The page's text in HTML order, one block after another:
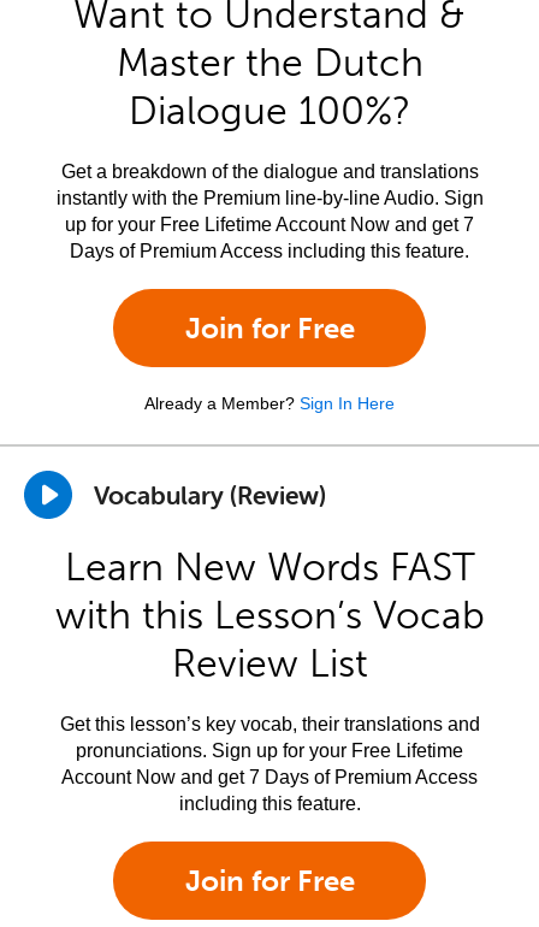
Want to Understand &
Master the Dutch
Dialogue 100%?
Get a breakdown of the dialogue and translations
instantly with the Premium line-by-line Audio. Sign
up for your Free Lifetime Account Now and get 7
Days of Premium Access including this feature.
Join for Free
Already a Member? Sign In Here
Vocabulary (Review)
Learn New Words FAST
with this Lesson’s Vocab
Review List
Get this lesson’s key vocab, their translations and
pronunciations. Sign up for your Free Lifetime
Account Now and get 7 Days of Premium Access
including this feature.
Join for Free